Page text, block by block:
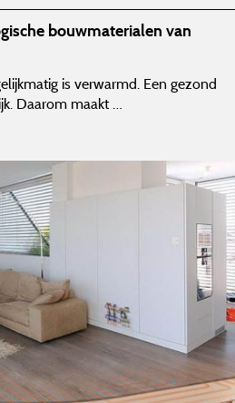
bouwmaterialen van
is verwarmd. Een gezond
Daarom maakt …